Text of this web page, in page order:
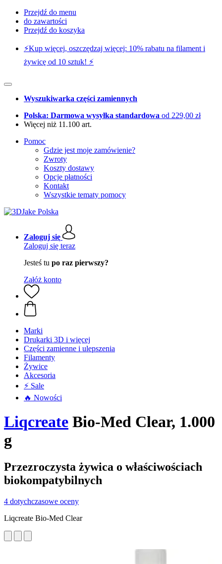
Przejdź do menu
do zawartości
Przejdź do koszyka
⚡️Kup więcej, oszczędzaj więcej: 10% rabatu na filament i
żywicę od 10 sztuk! ⚡️
Wyszukiwarka części zamiennych
Polska: Darmowa wysyłka standardowa od 229,00 zł
Więcej niż 11.100 art.
Pomoc
Gdzie jest moje zamówienie?
Zwroty
Koszty dostawy
Opcje płatności
Kontakt
Wszystkie tematy pomocy
Zaloguj się
Zaloguj się teraz
Jesteś tu po raz pierwszy?
Załóż konto
Marki
Drukarki 3D i więcej
Części zamienne i ulepszenia
Filamenty
Żywice
Akcesoria
⚡ Sale
🔥 Nowości
Liqcreate Bio-Med Clear, 1.000
g
Przezroczysta żywica o właściwościach
biokompatybilnych
4 dotychczasowe oceny
Liqcreate Bio-Med Clear